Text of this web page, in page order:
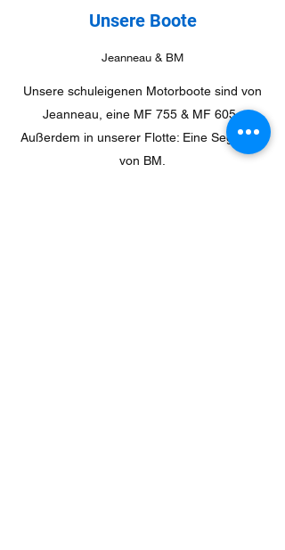
Unsere Boote
Jeanneau & BM
Unsere schuleigenen Motorboote sind von
Jeanneau, eine MF 755 & MF 605.
Außerdem in unserer Flotte: Eine Segeljolle
von BM.